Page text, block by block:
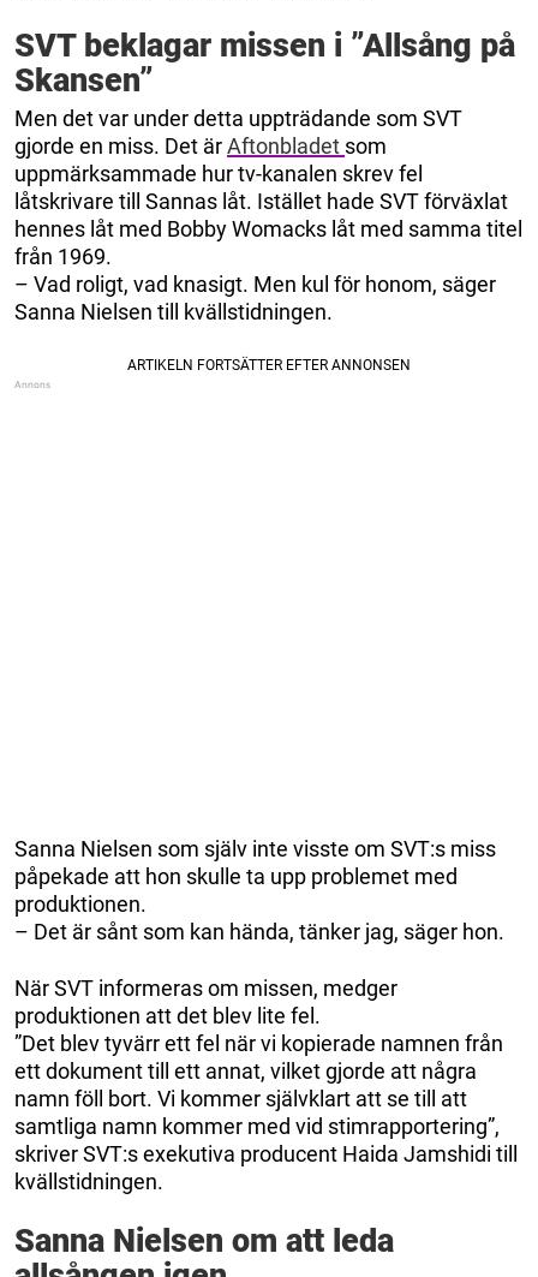
SVT beklagar missen i ”Allsång på
Skansen”
Men det var under detta uppträdande som SVT
gjorde en miss. Det ärAftonbladet som
uppmärksammade hur tv-kanalen skrev fel
låtskrivare till Sannas låt. Istället hade SVT förväxlat
hennes låt med Bobby Womacks låt med samma titel
från 1969.
– Vad roligt, vad knasigt. Men kul för honom, säger
Sanna Nielsen till kvällstidningen.
Sanna Nielsen som själv inte visste om SVT:s miss
påpekade att hon skulle ta upp problemet med
produktionen.
– Det är sånt som kan hända, tänker jag, säger hon.
När SVT informeras om missen, medger
produktionen att det blev lite fel.
”Det blev tyvärr ett fel när vi kopierade namnen från
ett dokument till ett annat, vilket gjorde att några
namn föll bort. Vi kommer självklart att se till att
samtliga namn kommer med vid stimrapportering”,
skriver SVT:s exekutiva producent Haida Jamshidi till
kvällstidningen.
Sanna Nielsen om att leda